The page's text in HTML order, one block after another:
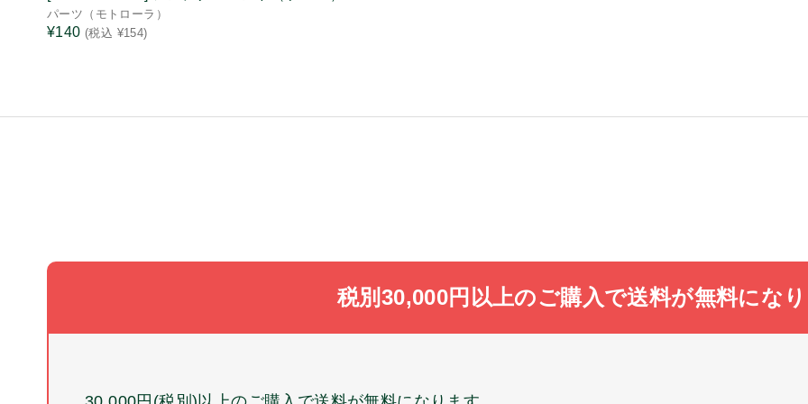
パーツ（モトローラ）
¥140 (税込 ¥154)
税別30,000円以上のご購入で送料が無料にな